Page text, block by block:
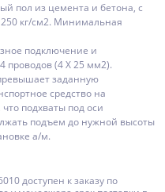
пол из цемента и бетона, с
кг/см2. Минимальная
подключение и
проводов (4 Х 25 мм2).
заданную
средство на
подхваты под оси
подъем до нужной высоты
а/м.
доступен к заказу по